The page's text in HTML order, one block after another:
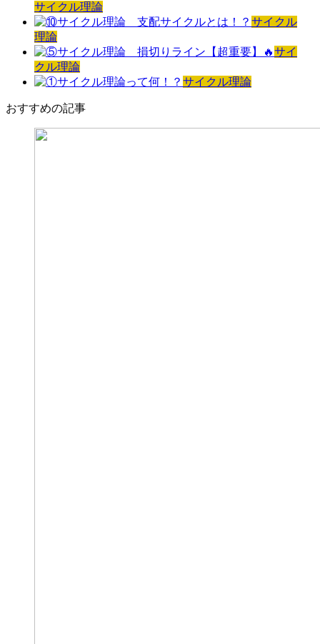
サイクル理論
サイクル
理論
サイ
クル理論
サイクル理論
おすすめの記事